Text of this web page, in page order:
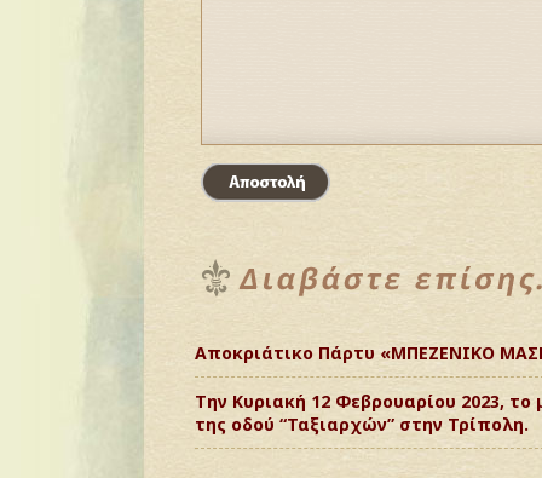
Αποκριάτικο Πάρτυ «ΜΠΕΖΕΝΙΚΟ
Την Κυριακή 12 Φεβρουαρίου 2023,
της οδού “Ταξιαρχών” στην Τρίπολη.